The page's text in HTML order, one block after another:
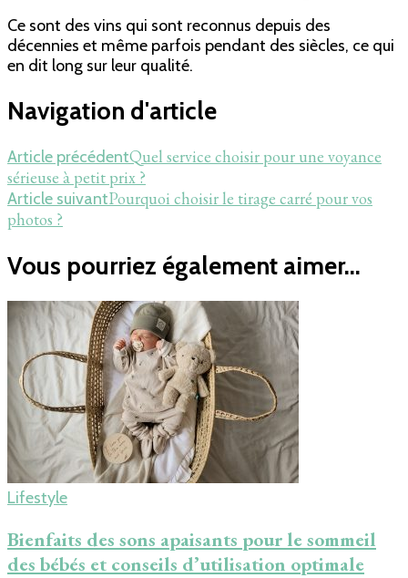
Ce sont des vins qui sont reconnus depuis des
décennies et même parfois pendant des siècles, ce qui
en dit long sur leur qualité.
Navigation d'article
Article précédentQuel service choisir pour une voyance
sérieuse à petit prix ?
Article suivantPourquoi choisir le tirage carré pour vos
photos ?
Vous pourriez également aimer...
Lifestyle
Bienfaits des sons apaisants pour le sommeil
des bébés et conseils d’utilisation optimale